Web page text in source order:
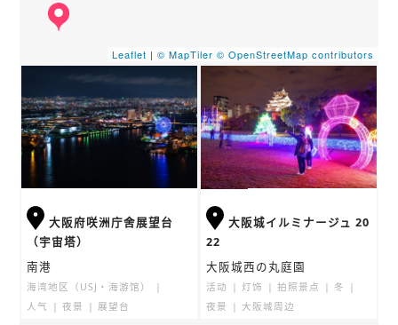
Leaflet | © MapTiler © OpenStreetMap contributors
大阪府咲洲庁舍展望台
（宇宙塔）
南港
海湾地区（USJ・海游馆）
人气
夜景 展望台
大阪城イルミナージュ 20
22
大阪城西の丸庭園
活动 灯饰 拍照景点
冬
夜景
大阪城周边